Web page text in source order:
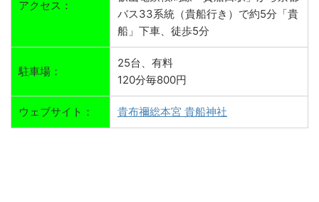
アクセス：
バス33系統（貴船行き）で約5分「貴
船」下車、徒歩5分
駐車場：
25台、有料
120分毎800円
ウェブサイト： 貴布禰総本宮 貴船神社